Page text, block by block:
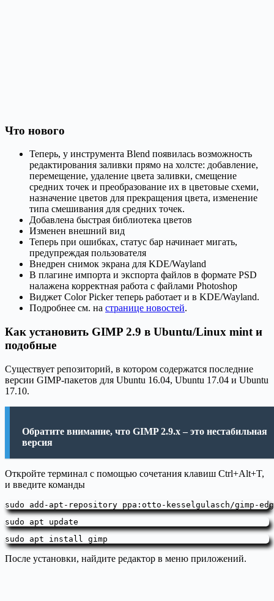
Что нового
Теперь, у инструмента Blend появилась возможность
редактирования заливки прямо на холсте: добавление,
перемещение, удаление цвета заливки, смещение
средних точек и преобразование их в цветовые схеми,
назначение цветов для прекращения цвета, изменение
типа смешивания для средних точек.
Добавлена быстрая библиотека цветов
Изменен внешний вид
Теперь при ошибках, статус бар начинает мигать,
предупреждая пользователя
Внедрен снимок экрана для KDE/Wayland
В плагине импорта и экспорта файлов в формате PSD
налажена корректная работа с файлами Photoshop
Виджет Color Picker теперь работает и в KDE/Wayland.
Подробнее см. на странице новостей.
Как установить GIMP 2.9 в Ubuntu/Linux mint и
подобные
Существует репозиторий, в котором содержатся последние
версии GIMP-пакетов для Ubuntu 16.04, Ubuntu 17.04 и Ubuntu
17.10.
Обратите внимание, что GIMP 2.9.x – это нестабильная
версия
Откройте терминал с помощью сочетания клавиш Ctrl+Alt+T,
и введите команды
sudo add-apt-repository ppa:otto-kesselgulasch/gimp-
sudo apt install gimp
После установки, найдите редактор в меню приложений.